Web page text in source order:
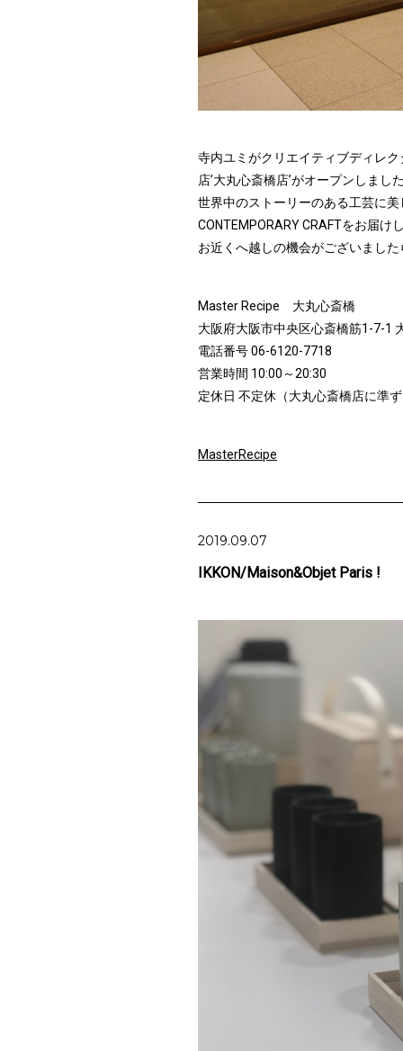
寺内ユミがクリエイティブディレ
店’大丸心斎橋店’がオープンしまし
世界中のストーリーのある工芸に
CONTEMPORARY CRAFTをお届け
お近くへ越しの機会がございまし
Master Recipe 大丸心斎橋
大阪府大阪市中央区心斎橋筋1-7-1
電話番号 06-6120-7718
営業時間 10:00～20:30
定休日 不定休（大丸心斎橋店に準
MasterRecipe
2019.09.07
IKKON/Maison&Objet Paris !